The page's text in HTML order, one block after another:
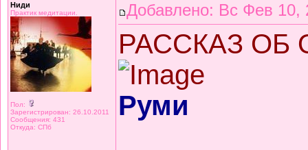
Ниди
Практик медитации.
Пол:
Зарегистрирован: 26.10.2011
Сообщения: 431
Откуда: СПб
Добавлено: Вс Фев 10,
РАССКАЗ ОБ
Руми